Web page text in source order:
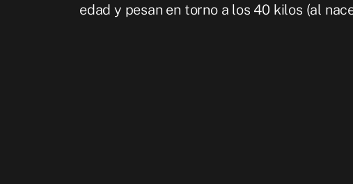
edad y pesan en torno a los 40 kilos (al